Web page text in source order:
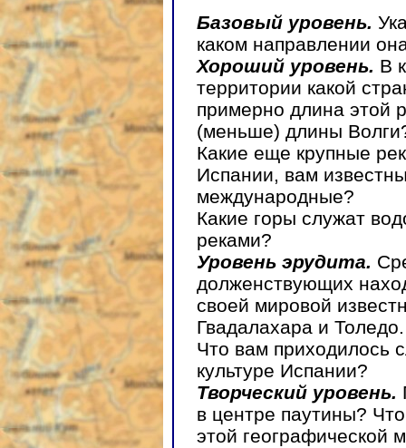
Базовый уровень.
каком направлении
Хороший уровень. В
территории какой
примерно длина этой
(меньше) длины
Какие еще крупные
Испании, вам
международные?
Какие горы служат
реками?
Уровень эрудита.
долженствующих
своей мировой
Гвадалахара и
Что вам приходилось
культуре Испании?
Творческий уровень.
в центре паутины?
этой географической